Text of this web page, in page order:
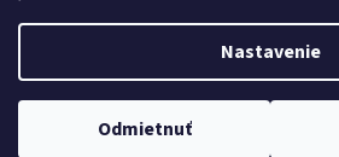
Nastavenie
Odmietnuť
Upraviť nastavenie